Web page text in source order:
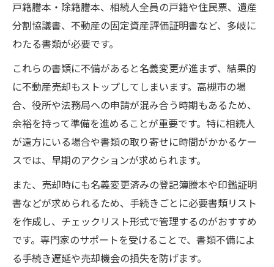
戸籍謄本・除籍謄本、相続人全員の戸籍や住民票、遺産
分割協議書、不動産の固定資産評価証明書など、多岐に
わたる書類が必要です。
これらの書類に不備があると名義変更が進まず、結果的
に不動産売却もストップしてしまいます。高槻市の場
合、役所や法務局への申請が混み合う時期もあるため、
余裕を持って準備を進めることが重要です。特に相続人
が遠方にいる場合や書類の取り寄せに時間がかかるケー
スでは、早期のアクションが求められます。
また、売却時にも名義変更済みの登記簿謄本や印鑑証明
書などが求められるため、手続きごとに必要書類リスト
を作成し、チェックリスト形式で管理するのがおすすめ
です。専門家のサポートを受けることで、書類不備によ
る手続き遅延や売却機会の損失を防げます。